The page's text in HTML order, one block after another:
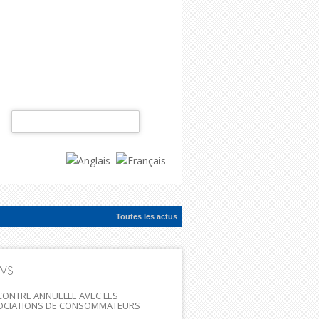
Rechercher :
Toutes les actus
ANNUELLE AVEC LES
DE CONSOMMATEURS